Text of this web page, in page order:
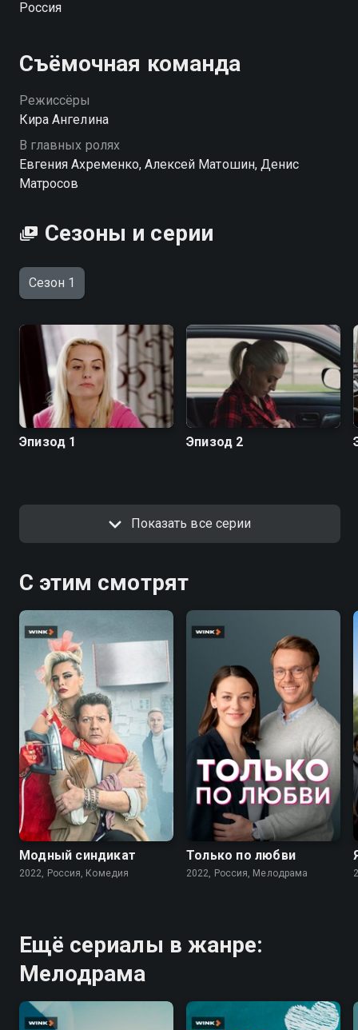
качестве на Смотрёшке
Россия
Съёмочная команда
Режиссёры
Кира Ангелина
В главных ролях
Евгения Ахременко, Алексей Матошин, Денис
Матросов
Сезоны и серии
Сезон 1
Эпизод 1 Эпизод 2
Показать все серии
С этим смотрят
7.6
Модный синдикат
2022, Россия, Комедия
Только по любви
2022, Россия, Мелодрама
Ещё сериалы в жанре:
Мелодрама